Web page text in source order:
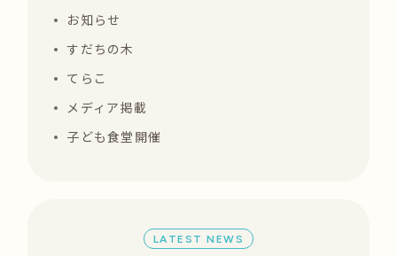
お知らせ
すだちの木
てらこ
メディア掲載
子ども食堂開催
LATEST NEWS